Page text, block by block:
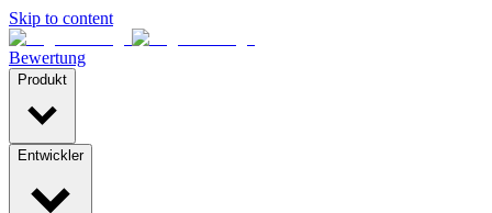
Skip to content
Bewertung
Produkt
Entwickler